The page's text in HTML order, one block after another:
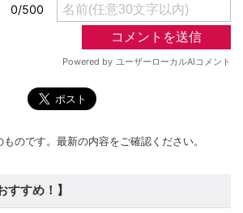
のです。最新の内容をご確認ください。
すすめ！】